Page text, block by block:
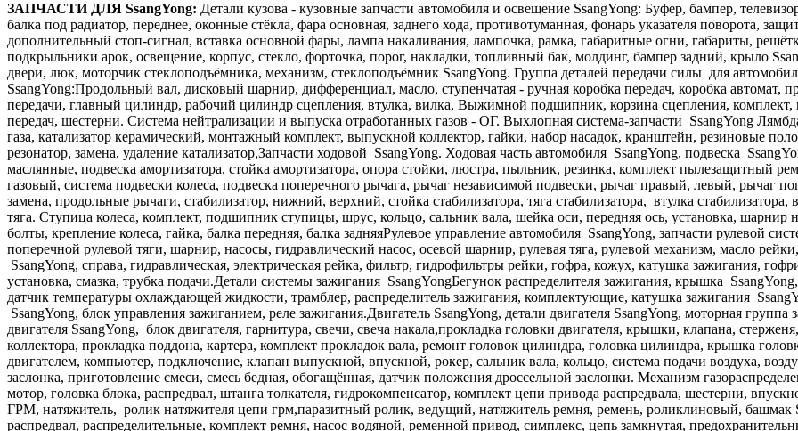
ЗАПЧАСТИ ДЛЯ SsangYong: Детали кузова - кузовные запчасти автомобиля и освещение SsangYong: Буфер, бампер,
балка под радиатор, переднее, оконные стёкла, фара основная, заднего хода, противотуманная, фонарь указателя поворота,
дополнительный стоп-сигнал, вставка основной фары, лампа накаливания, лампочка, рамка, габаритные огни, габариты,
подкрыльники арок, освещение, корпус, стекло, форточка, порог, накладки, топливный бак, молдинг, бампер задний, крыло
двери, люк, моторчик стеклоподъёмника, механизм, стеклоподъёмник SsangYong. Группа деталей передачи силы для
SsangYong:Продольный вал, дисковый шарнир, дифференциал, масло, ступенчатая - ручная коробка передач, коробка
передачи, главный цилиндр, рабочий цилиндр сцепления, втулка, вилка, Выжимной подшипник, корзина сцепления, комплект,
передач, шестерни. Система нейтрализации и выпуска отработанных газов - ОГ. Выхлопная система-запчасти SsangYong
газа, катализатор керамический, монтажный комплект, выпускной коллектор, гайки, набор насадок, кранштейн, резиновые
резонатор, замена, удаление катализатор,Запчасти ходовой SsangYong. Ходовая часть автомобиля SsangYong, подвеска
маслянные, подвеска амортизатора, стойка амортизатора, опора стойки, люстра, пыльник, резинка, комплект пылезащитный
газовый, система подвески колеса, подвеска поперечного рычага, рычаг независимой подвески, рычаг правый, левый, рычаг
замена, продольные рычаги, стабилизатор, нижний, верхний, стойка стабилизатора, тяга стабилизатора, втулка
тяга. Ступица колеса, комплект, подшипник ступицы, шрус, кольцо, сальник вала, шейка оси, передняя ось, установка,
болты, крепление колеса, гайка, балка передняя, балка задняяРулевое управление автомобиля SsangYong, запчасти рулевой
поперечной рулевой тяги, шарнир, насосы, гидравлический насос, осевой шарнир, рулевая тяга, рулевой механизм, масло
SsangYong, справа, гидравлическая, электрическая рейка, фильтр, гидрофильтры рейки, гофра, кожух, катушка зажигания,
установка, смазка, трубка подачи.Детали системы зажигания SsangYongБегунок распределителя зажигания, крышка
датчик температуры охлаждающей жидкости, трамблер, распределитель зажигания, комплектующие, катушка зажигания
SsangYong, блок управления зажиганием, реле зажигания.Двигатель SsangYong, детали двигателя SsangYong, моторная
двигателя SsangYong, блок двигателя, гарнитура, свечи, свеча накала,прокладка головки двигателя, крышки, клапана,
коллектора, прокладка поддона, картера, комплект прокладок вала, ремонт головок цилиндра, головка цилиндра, крышка
двигателем, компьютер, подключение, клапан выпускной, впускной, рокер, сальник вала, кольцо, система подачи воздуха,
заслонка, приготовление смеси, смесь бедная, обогащённая, датчик положения дроссельной заслонки. Механизм
мотор, головка блока, распредвал, штанга толкателя, гидрокомпенсатор, комплект цепи привода распредвала, шестерни,
ГРМ, натяжитель, ролик натяжителя цепи грм,паразитный ролик, ведущий, натяжитель ремня, ремень, роликлиновый, башмак
распредвал, распределительные, комплект ремня, насос водяной, ременной привод, симплекс, цепь замкнутая,